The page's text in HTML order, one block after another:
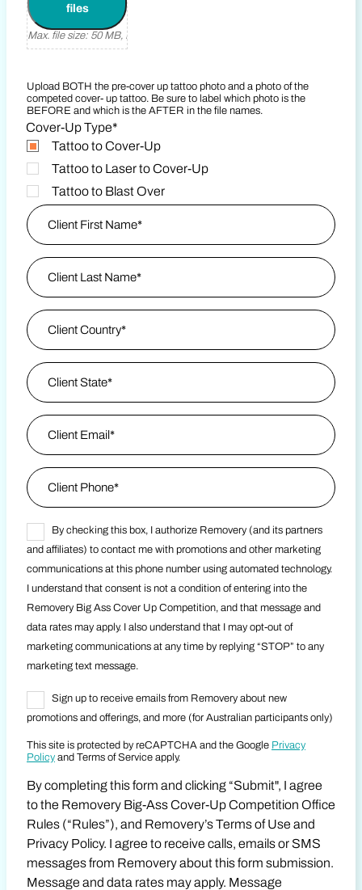
files
Max. file size: 50 MB, Max. files: 3.
Upload BOTH the pre-cover up tattoo photo and a photo of the
competed cover- up tattoo. Be sure to label which photo is the
BEFORE and which is the AFTER in the file names.
Cover-Up Type*
Tattoo to Cover-Up
Tattoo to Laser to Cover-Up
Tattoo to Blast Over
Client Information
Nombre
apellido
Client Country
Client State / Province
Client Email
Phone
Contest Consent
By checking this box, I authorize Removery (and its partners
and affiliates) to contact me with promotions and other marketing
communications at this phone number using automated technology.
I understand that consent is not a condition of entering into the
Removery Big Ass Cover Up Competition, and that message and
data rates may apply. I also understand that I may opt-out of
marketing communications at any time by replying “STOP” to any
marketing text message.
AU Marketing Contest Consent
Sign up to receive emails from Removery about new
promotions and offerings, and more (for Australian participants only)
This site is protected by reCAPTCHA and the Google Privacy
Policy and Terms of Service apply.
By completing this form and clicking “Submit", I agree
to the Removery Big-Ass Cover-Up Competition Office
Rules (“Rules”), and Removery’s Terms of Use and
Privacy Policy. I agree to receive calls, emails or SMS
messages from Removery about this form submission.
Message and data rates may apply. Message